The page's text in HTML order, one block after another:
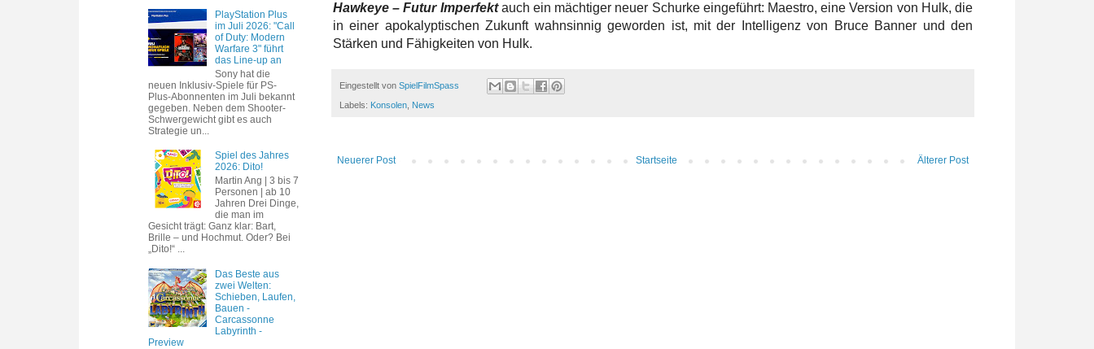
Hawkeye – Futur Imperfektauch ein mächtiger neuer Schurke eingeführt: Maestro, eine Version von Hulk, die
in einer apokalyptischen Zukunft wahnsinnig geworden ist, mit der Intelligenz von Bruce Banner und den
Stärken und Fähigkeiten von Hulk.
Eingestellt von SpielFilmSpass
Labels: Konsolen News
Neuerer Post Älterer Post
Startseite
PlayStation Plus
im Juli 2026: "Call
of Duty: Modern
Warfare 3" führt
das Line-up an
Sony hat die
neuen Inklusiv-Spiele für PS-
Plus-Abonnenten im Juli bekannt
gegeben. Neben dem Shooter-
Schwergewicht gibt es auch
Strategie un...
Spiel des Jahres
2026: Dito!
Martin Ang | 3 bis 7
Personen | ab 10
Jahren Drei Dinge,
die man im
Gesicht trägt: Ganz klar: Bart,
Brille – und Hochmut. Oder? Bei
„Dito!“ ...
Das Beste aus
zwei Welten:
Schieben, Laufen,
Bauen -
Carcassonne
Labyrinth -
Preview